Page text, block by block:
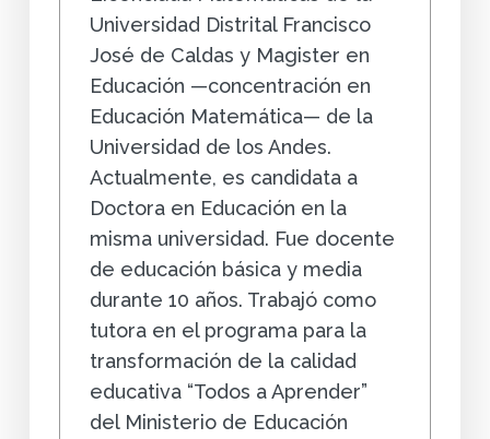
Universidad Distrital Francisco
José de Caldas y Magister en
Educación —concentración en
Educación Matemática— de la
Universidad de los Andes.
Actualmente, es candidata a
Doctora en Educación en la
misma universidad. Fue docente
de educación básica y media
durante 10 años. Trabajó como
tutora en el programa para la
transformación de la calidad
educativa “Todos a Aprender”
del Ministerio de Educación